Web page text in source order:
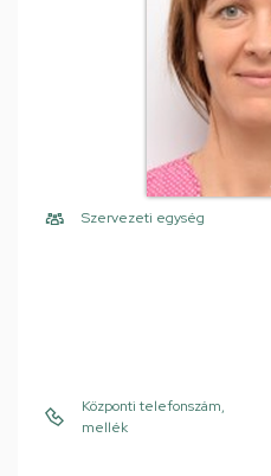
Szervezeti egység
Központi telefonszám,
mellék